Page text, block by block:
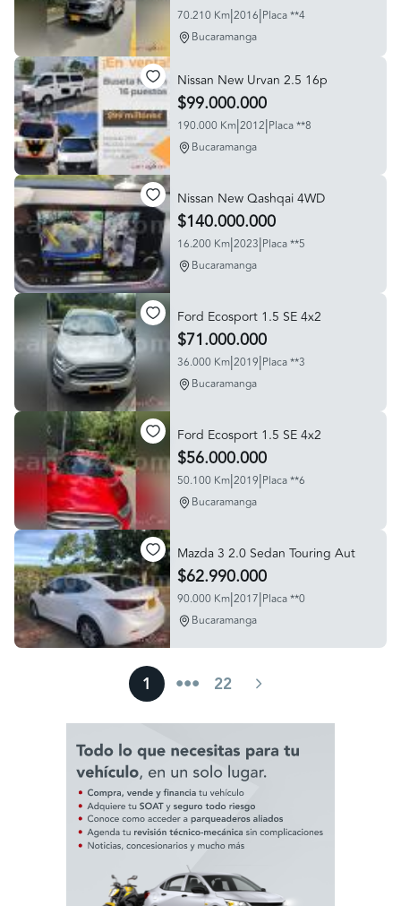
70.210 Km|2016|Placa **4
Bucaramanga
Nissan New Urvan 2.5 16p
$99.000.000
190.000 Km|2012|Placa **8
Bucaramanga
Nissan New Qashqai 4WD
$140.000.000
16.200 Km|2023|Placa **5
Bucaramanga
Ford Ecosport 1.5 SE 4x2
$71.000.000
36.000 Km|2019|Placa **3
Bucaramanga
Ford Ecosport 1.5 SE 4x2
$56.000.000
50.100 Km|2019|Placa **6
Bucaramanga
Mazda 3 2.0 Sedan Touring Aut
$62.990.000
90.000 Km|2017|Placa **0
Bucaramanga
1 ••• 22